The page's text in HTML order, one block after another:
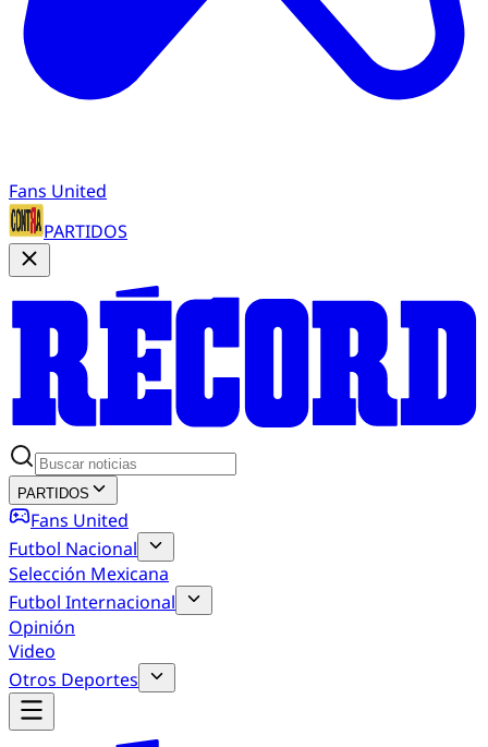
Fans United
PARTIDOS
PARTIDOS
Fans United
Futbol Nacional
Selección Mexicana
Futbol Internacional
Opinión
Video
Otros Deportes